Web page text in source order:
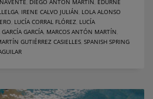
IRENE CALVO JULIÁN LOLA ALONSO
LUCÍA CORRAL FLÓREZ LUCÍA
GARCÍA MARCOS ANTÓN MARTÍN
GUTIÉRREZ CASIELLES SPANISH SPRING